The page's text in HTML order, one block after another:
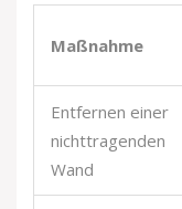
Maßnahme
Entfernen einer
nichttragenden
Wand